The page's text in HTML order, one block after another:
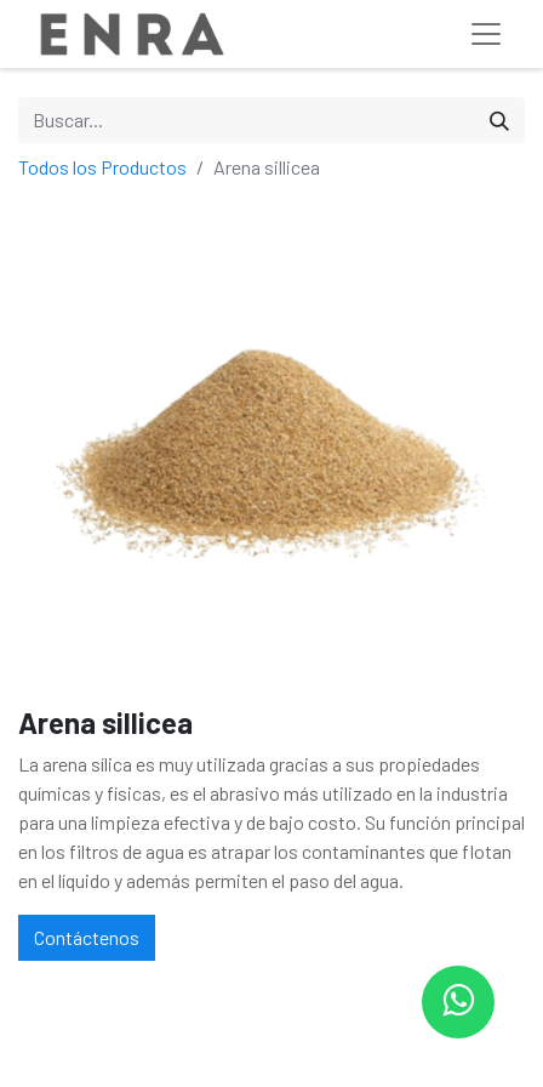
Todos los Productos Arena sillicea
Arena sillicea
La arena sílica es muy utilizada gracias a sus propiedades
químicas y físicas, es el abrasivo más utilizado en la industria
para una limpieza efectiva y de bajo costo. Su función principal
en los filtros de agua es atrapar los contaminantes que flotan
en el líquido y además permiten el paso del agua.
Contáctenos